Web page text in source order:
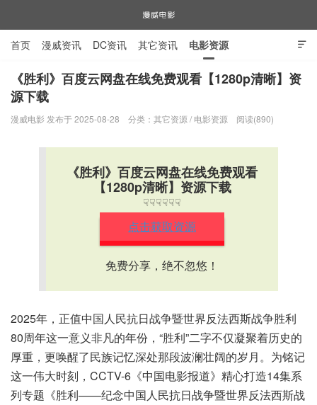
漫威电影

首页 漫威资讯 DC资讯 其它资讯 电影资源
电视剧资源 漫威图片
《胜利》百度云网盘在线免费观看【1280p清晰】资
源下载
漫威电影 发布于 2025-08-28 分类： 其它资源 / 电影资源 阅读(890)
《胜利》百度云网盘在线免费观看
【1280p清晰】资源下载
☟☟☟☟☟☟
点击获取资源
免费分享，绝不忽悠！
2025年，正值中国人民抗日战争暨世界反法西斯战争胜利
80周年这一意义非凡的年份，“胜利”二字不仅凝聚着历史的
厚重，更唤醒了民族记忆深处那段波澜壮阔的岁月。为铭记
这一伟大时刻，CCTV-6《中国电影报道》精心打造14集系
列专题《胜利——纪念中国人民抗日战争暨世界反法西斯战